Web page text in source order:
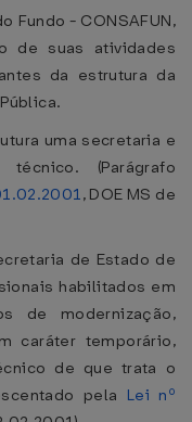
Fundo - CONSAFUN,
de suas atividades
da estrutura da
uma secretaria e
(Parágrafo
, DOE MS de
de Estado de
habilitados em
de modernização,
caráter temporário,
de que trata o
pela Lei nº